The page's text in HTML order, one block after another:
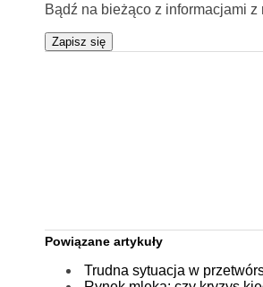
Bądź na bieżąco z informacjami z
Zapisz się
Powiązane artykuły
Trudna sytuacja w